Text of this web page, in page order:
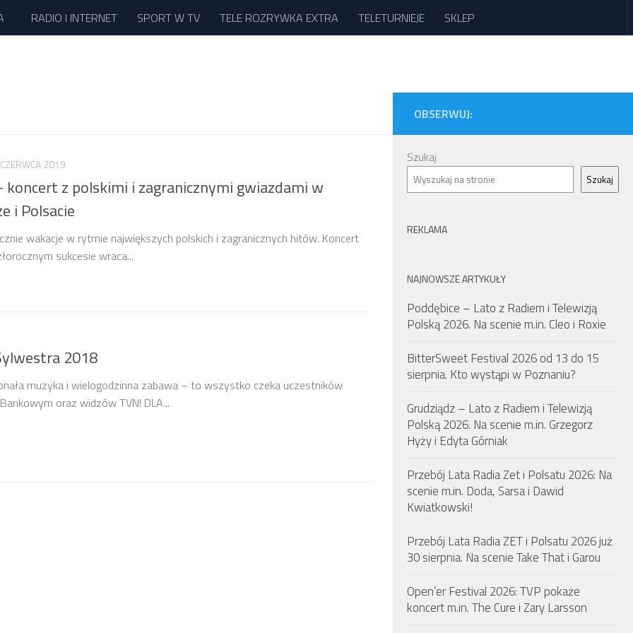
RADIO I INTERNET SPORT W TV TELE ROZRYWKA EXTRA TELETURNIEJE SKLEP
2019
koncert z polskimi i zagranicznymi gwiazdami w
i Polsacie
wakacje w rytmie największych polskich i zagranicznych hitów. Koncert
sukcesie wraca...
2018
muzyka i wielogodzinna zabawa – to wszystko czeka uczestników
oraz widzów TVN! DLA...
OBSERWUJ:
Szukaj
Szukaj
REKLAMA
NAJNOWSZE ARTYKUŁY
Poddębice – Lato z Radiem i Telewizją
Polską 2026. Na scenie m.in. Cleo i Roxie
BitterSweet Festival 2026 od 13 do 15
sierpnia. Kto wystąpi w Poznaniu?
Grudziądz – Lato z Radiem i Telewizją
Polską 2026. Na scenie m.in. Grzegorz
Hyży i Edyta Górniak
Przebój Lata Radia Zet i Polsatu 2026: Na
scenie m.in. Doda, Sarsa i Dawid
Kwiatkowski!
Przebój Lata Radia ZET i Polsatu 2026 już
30 sierpnia. Na scenie Take That i Garou
Open’er Festival 2026: TVP pokaże
koncert m.in. The Cure i Zary Larsson